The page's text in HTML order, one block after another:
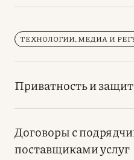
ТЕХНОЛОГИИ, МЕДИА И
Приватность и
Договоры с
поставщиками услуг